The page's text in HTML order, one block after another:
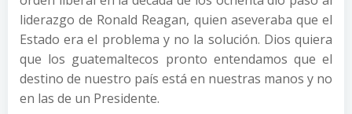
liderazgo de Ronald Reagan, quien aseveraba que el
Estado era el problema y no la solución. Dios quiera
que los guatemaltecos pronto entendamos que el
destino de nuestro país está en nuestras manos y no
en las de un Presidente.